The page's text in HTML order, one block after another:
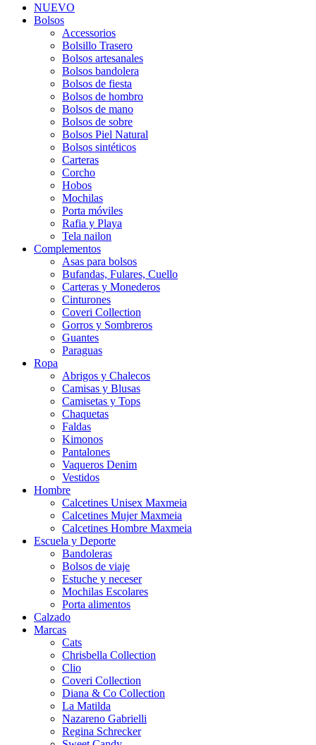
NUEVO
Bolsos
Accessorios
Bolsillo Trasero
Bolsos artesanales
Bolsos bandolera
Bolsos de fiesta
Bolsos de hombro
Bolsos de mano
Bolsos de sobre
Bolsos Piel Natural
Bolsos sintéticos
Carteras
Corcho
Hobos
Mochilas
Porta móviles
Rafia y Playa
Tela nailon
Complementos
Asas para bolsos
Bufandas, Fulares, Cuello
Carteras y Monederos
Cinturones
Coveri Collection
Gorros y Sombreros
Guantes
Paraguas
Ropa
Abrigos y Chalecos
Camisas y Blusas
Camisetas y Tops
Chaquetas
Faldas
Kimonos
Pantalones
Vaqueros Denim
Vestidos
Hombre
Calcetines Unisex Maxmeia
Calcetines Mujer Maxmeia
Calcetines Hombre Maxmeia
Escuela y Deporte
Bandoleras
Bolsos de viaje
Estuche y neceser
Mochilas Escolares
Porta alimentos
Calzado
Marcas
Cats
Chrisbella Collection
Clio
Coveri Collection
Diana & Co Collection
La Matilda
Nazareno Gabrielli
Regina Schrecker